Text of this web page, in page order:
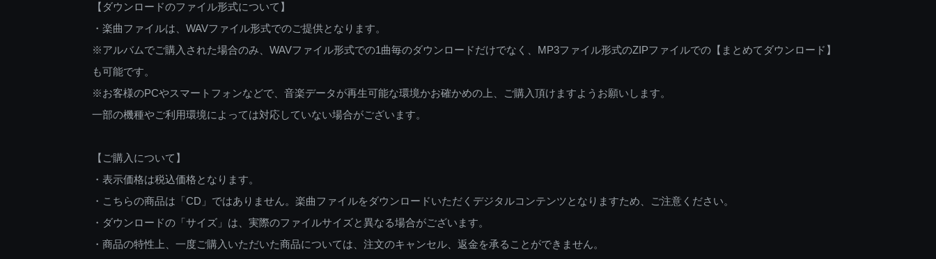
【ダウンロードのファイル形式について】
・楽曲ファイルは、WAVファイル形式でのご提供となります。
※アルバムでご購入された場合のみ、WAVファイル形式での1曲毎のダウンロードだけでなく、MP3ファイル形式のZIPファイルでの【まとめてダウンロード】
も可能です。
※お客様のPCやスマートフォンなどで、音楽データが再生可能な環境かお確かめの上、ご購入頂けますようお願いします。
一部の機種やご利用環境によっては対応していない場合がございます。
【ご購入について】
・表示価格は税込価格となります。
・こちらの商品は「CD」ではありません。楽曲ファイルをダウンロードいただくデジタルコンテンツとなりますため、ご注意ください。
・ダウンロードの「サイズ」は、実際のファイルサイズと異なる場合がございます。
・商品の特性上、一度ご購入いただいた商品については、注文のキャンセル、返金を承ることができません。